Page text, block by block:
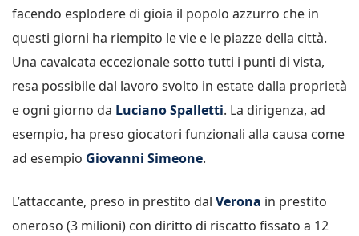
facendo esplodere di gioia il popolo azzurro che in
questi giorni ha riempito le vie e le piazze della città.
Una cavalcata eccezionale sotto tutti i punti di vista,
resa possibile dal lavoro svolto in estate dalla proprietà
e ogni giorno da Luciano Spalletti. La dirigenza, ad
esempio, ha preso giocatori funzionali alla causa come
ad esempio Giovanni Simeone.
L’attaccante, preso in prestito dal Verona in prestito
oneroso (3 milioni) con diritto di riscatto fissato a 12